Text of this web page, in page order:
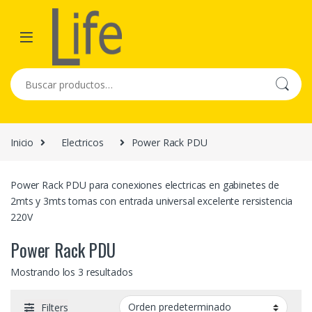
Skip to navigation
Skip to content
Buscar por:
Inicio Electricos Power Rack PDU
Power Rack PDU para conexiones electricas en gabinetes de
2mts y 3mts tomas con entrada universal excelente rersistencia
220V
Power Rack PDU
Mostrando los 3 resultados
Filters